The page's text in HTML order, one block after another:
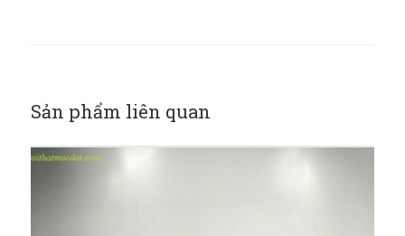
Sản phẩm liên quan